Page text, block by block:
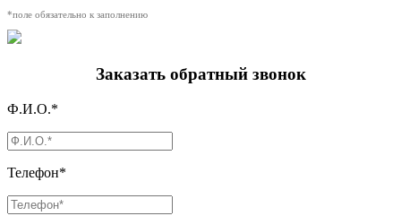
*поле обязательно к заполнению
Заказать обратный звонок
Ф.И.О.*
Телефон*